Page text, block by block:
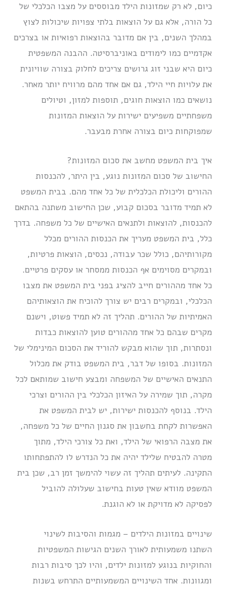
כיום, לא רק שמזונות הילד מבוססים על מצבו הכלכלי של
כל הורה, אלא גם על הוצאות בלתי צפויות שיכולות לצוץ
במהלך השנים, בין אם מדובר בהוצאות רפואיות או בצרכים
אקדמיים כמו לימודים באוניברסיטה. ההבנה המשפטית
כיום היא שבני זוג גרושים צריכים לחלוק בצורה שוויונית
את עלויות חיי הילד, גם אם אחד מהם מרוויח יותר מאחר.
נושאים כמו הוצאות חוגים, תוספות למזון, וטיולים
משפחתיים משפיעים ישירות על הוצאות המזונות
שמפוקחות כיום בצורה אחרת מבעבר.
איך בית המשפט מחשב את סכום המזונות?
החישוב של סכום המזונות נוגע, בין היתר, להכנסות
ההורים וליכולת הכלכלית של כל אחד מהם. בבית המשפט
לא תמיד מדובר בסכום קבוע, שכן החישוב משתנה בהתאם
להכנסות, להוצאות ולתנאים האישיים של כל משפחה. בדרך
כלל, בית המשפט מעריך את הכנסות ההורים מכלל
מקורותיהם, כולל שכר עבודה, נכסים, הוצאות פרטיות,
ובמקרים מסוימים אף הכנסות ממסחר או עסקים פרטיים.
כל אחד מההורים חייב להציג בפני בית המשפט את מצבו
הכלכלי, ובמקרים רבים יש צורך להוכיח את הוצאותיהם
האמיתיות של ההורים. תהליך זה לא תמיד פשוט, וישנם
מקרים שבהם כל אחד מההורים טוען להוצאות כבדות
ונסתרות, תוך שהוא מבקש להוריד את הסכום המינימלי של
המזונות. בסופו של דבר, בית המשפט בודק את מכלול
התנאים האישיים של המשפחה ומבצע חישוב שמותאם לכל
מקרה, תוך שמירה על האיזון הכלכלי בין ההורים וצרכי
הילד. בנוסף להכנסות ישירות, יש לבית המשפט את
האפשרות לקחת בחשבון את סגנון החיים של כל משפחה,
את מצבה הרפואי של הילד, ואת כל צורכי הילד, מתוך
מטרה להבטיח שלילד יהיה את כל הנדרש לו להתפתחותו
התקינה. לעיתים תהליך זה עשוי להימשך זמן רב, שכן בית
המשפט מוודא שאין טעות בחישוב שעלולה להוביל
לפסיקה לא מדויקת או לא הוגנת.
שינויים במזונות הילדים – מגמות והסיבות לשינוי
השתנו משמעותית לאורך השנים הגישות המשפטיות
והחוקיות בנוגע למזונות ילדים, והיו לכך סיבות רבות
ומגוונות. אחד השינויים המשמעותיים התרחש בשנות